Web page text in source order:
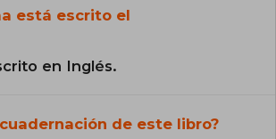
está escrito el
en Inglés.
de este libro?